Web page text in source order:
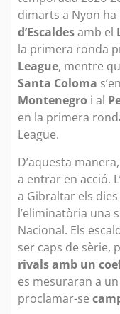
dimarts a Nyon
d’Escaldesamb el
la primera ronda
League, mentre
Santa Coloma
Montenegro i al
en la primera
League.
D’aquesta
a entrar en acció.
a Gibraltar els dies
l’eliminatòria una
Nacional. Els
ser caps de sèrie,
rivals amb un
es mesuraran a
proclamar-se